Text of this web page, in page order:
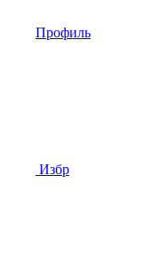
Профиль
Избр